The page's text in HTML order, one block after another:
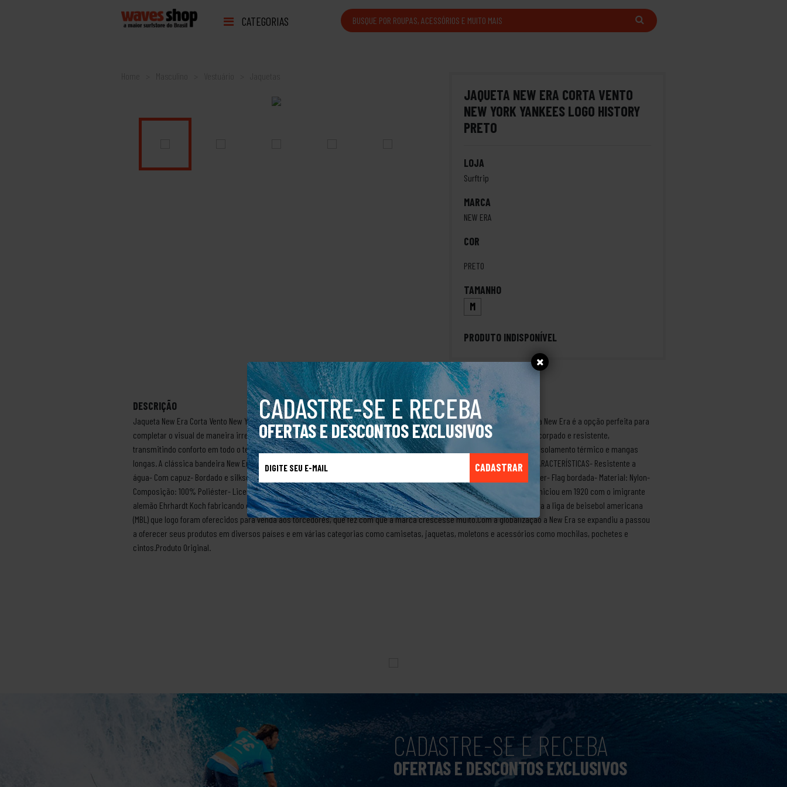
CADASTRE-SE E RECEBA
OFERTAS E DESCONTOS EXCLUSIVOS
CADASTRAR
CATEGORIAS
Home
JAQUETA NEW ERA CORTA VENTO
NEW YORK YANKEES LOGO HISTORY
PRETO
LOJA
Surftrip
MARCA
NEW ERA
COR
PRETO
TAMANHO
M
PRODUTO INDISPONÍVEL
DESCRIÇÃO
Jaqueta New Era Corta Vento New York Yankees Logo History PretoTrazendo toda a essência autêntica da New Era, a jaqueta New Era é a opção perfeita para
completar o visual de maneira irreverente. Seu design remete a um estilo esportivo e sua confecção conta com tecido encorpado e resistente,
transmitindo conforto em todo o tempo de uso. Para te manter bem-aconchegado nos dias frios, conta com recurso para isolamento térmico e mangas
longas. A clássica bandeira New Era bordada no punho esquerdo assegura a autenticidade que só a marca proporciona.CARACTERÍSTICAS- Resistente a
água- Com capuz- Bordado e silkscreen frontal- Risca de giz em silkscreen- Puxadores com ajuste rápido- Bolsos com zíper- Flag bordada- Material: Nylon-
Composição: 100% Poliéster- Licença oficial- ImportadaSobre a marca New EraA marca de Buffalo (USA) já é centenária e iniciou em 1920 com o imigrante
alemão Ehrhardt Koch fabricando chapéus, boinas e toucas. Com o tempo se modernizaram e passaram a fazer bonés para a liga de beisebol americana
(MBL) que logo foram oferecidos para venda aos torcedores, que fez com que a marca crescesse muito.Com a globalização a New Era se expandiu a passou
a oferecer seus produtos em diversos países e em várias categorias como camisetas, jaquetas, moletons e acessórios como mochilas, pochetes e
cintos.Produto Original.
CADASTRE-SE E RECEBA
OFERTAS E DESCONTOS EXCLUSIVOS